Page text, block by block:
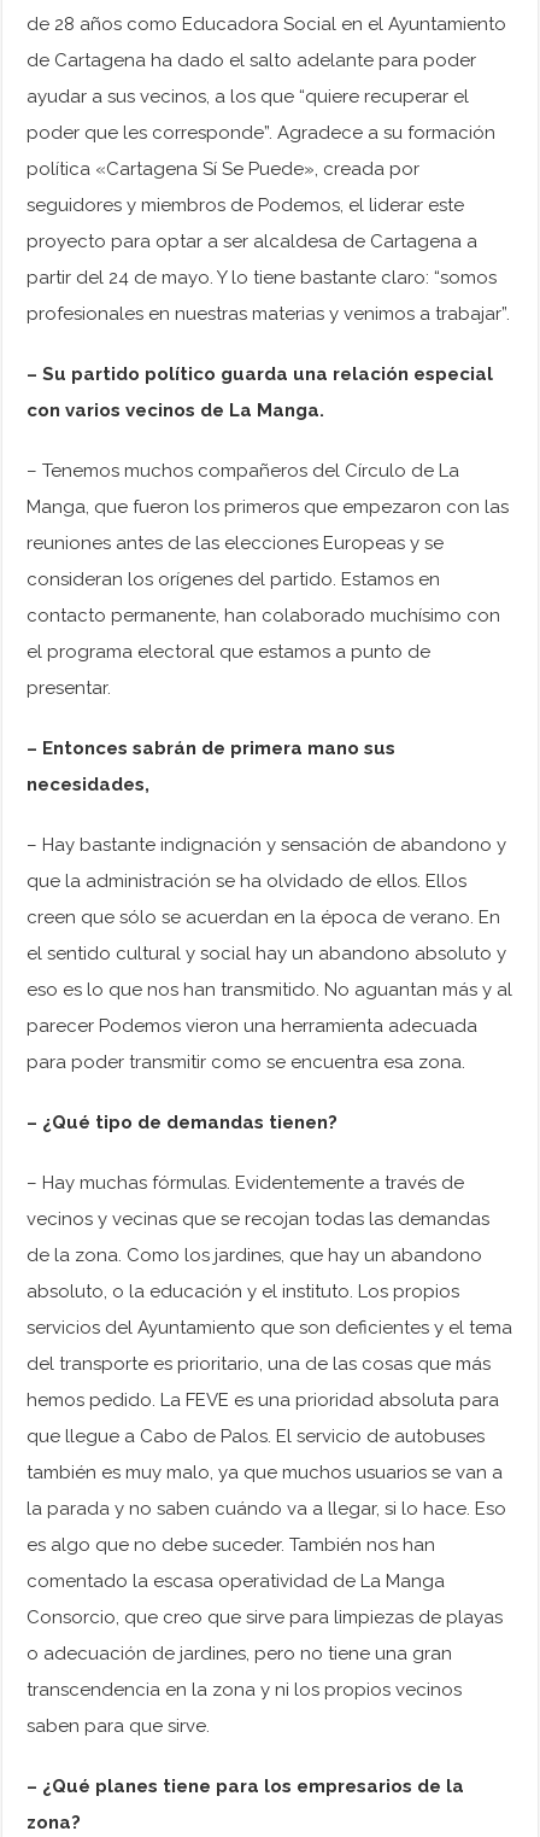
de 28 años como Educadora Social en el Ayuntamiento
de Cartagena ha dado el salto adelante para poder
ayudar a sus vecinos, a los que “quiere recuperar el
poder que les corresponde”. Agradece a su formación
política «Cartagena Sí Se Puede», creada por
seguidores y miembros de Podemos, el liderar este
proyecto para optar a ser alcaldesa de Cartagena a
partir del 24 de mayo. Y lo tiene bastante claro: “somos
profesionales en nuestras materias y venimos a trabajar”.
– Su partido político guarda una relación especial
con varios vecinos de La Manga.
– Tenemos muchos compañeros del Círculo de La
Manga, que fueron los primeros que empezaron con las
reuniones antes de las elecciones Europeas y se
consideran los orígenes del partido. Estamos en
contacto permanente, han colaborado muchísimo con
el programa electoral que estamos a punto de
presentar.
– Entonces sabrán de primera mano sus
necesidades,
– Hay bastante indignación y sensación de abandono y
que la administración se ha olvidado de ellos. Ellos
creen que sólo se acuerdan en la época de verano. En
el sentido cultural y social hay un abandono absoluto y
eso es lo que nos han transmitido. No aguantan más y al
parecer Podemos vieron una herramienta adecuada
para poder transmitir como se encuentra esa zona.
– ¿Qué tipo de demandas tienen?
– Hay muchas fórmulas. Evidentemente a través de
vecinos y vecinas que se recojan todas las demandas
de la zona. Como los jardines, que hay un abandono
absoluto, o la educación y el instituto. Los propios
servicios del Ayuntamiento que son deficientes y el tema
del transporte es prioritario, una de las cosas que más
hemos pedido. La FEVE es una prioridad absoluta para
que llegue a Cabo de Palos. El servicio de autobuses
también es muy malo, ya que muchos usuarios se van a
la parada y no saben cuándo va a llegar, si lo hace. Eso
es algo que no debe suceder. También nos han
comentado la escasa operatividad de La Manga
Consorcio, que creo que sirve para limpiezas de playas
o adecuación de jardines, pero no tiene una gran
transcendencia en la zona y ni los propios vecinos
saben para que sirve.
– ¿Qué planes tiene para los empresarios de la
zona?